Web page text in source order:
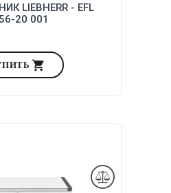
LIEBHERR - EFL
20 001